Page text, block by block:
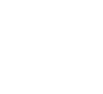
Behindertenparkplatz
Arbeitsstelle)